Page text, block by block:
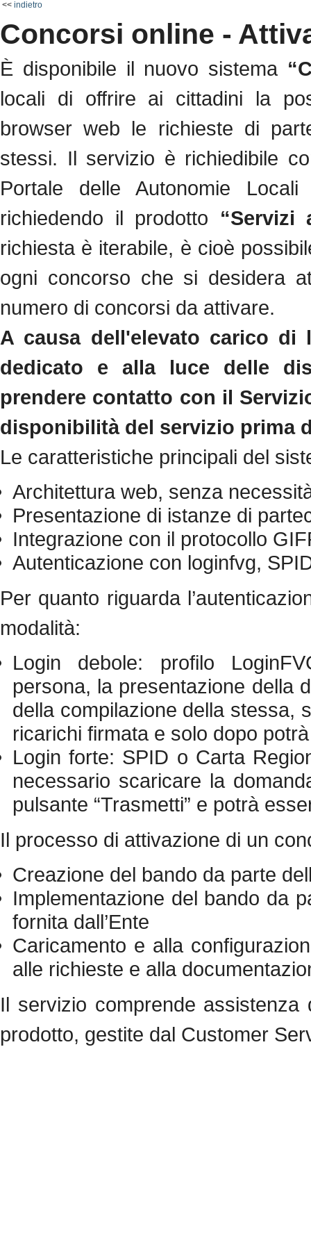
<< indietro
Concorsi online -
È disponibile il nuovo sistema
locali di offrire ai cittadini la
browser web le richieste di
stessi. Il servizio è richiedibile
Portale delle Autonomie
richiedendo il prodotto
richiesta è iterabile, è cioè
ogni concorso che si desidera
numero di concorsi da attivare.
A causa dell'elevato carico di
dedicato e alla luce delle
prendere contatto con il
disponibilità del servizio prima
Le caratteristiche principali del
Architettura web, senza
Presentazione di istanze di
Integrazione con il protocollo
Autenticazione con loginfvg,
Per quanto riguarda
modalità:
Login debole: profilo
persona, la presentazione della
della compilazione della stessa,
ricarichi firmata e solo dopo
Login forte: SPID o Carta
necessario scaricare la
pulsante “Trasmetti” e potrà
Il processo di attivazione di un
Creazione del bando da parte
Implementazione del bando da
fornita dall’Ente
Caricamento e alla
alle richieste e alla
Il servizio comprende assistenza
prodotto, gestite dal Customer